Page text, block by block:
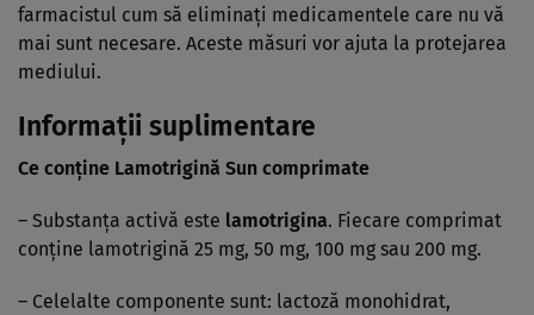
farmacistul cum să eliminaţi medicamentele care nu vă
mai sunt necesare. Aceste măsuri vor ajuta la protejarea
mediului.
Informaţii suplimentare
Ce conţine Lamotrigină Sun comprimate
– Substanţa activă este lamotrigina. Fiecare comprimat
conţine lamotrigină 25 mg, 50 mg, 100 mg sau 200 mg.
– Celelalte componente sunt: lactoză monohidrat,